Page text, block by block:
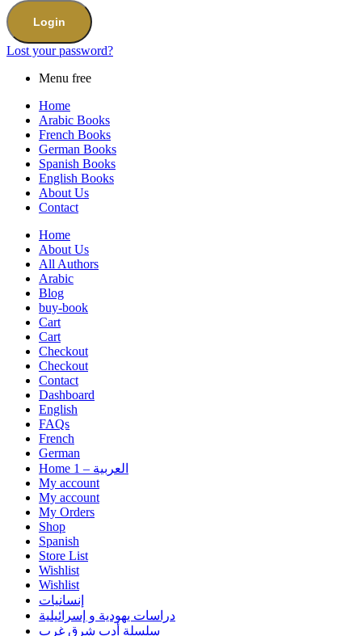
Login
Lost your password?
Menu free
Home
Arabic Books
French Books
German Books
Spanish Books
English Books
About Us
Contact
Home
About Us
All Authors
Arabic
Blog
buy-book
Cart
Cart
Checkout
Checkout
Contact
Dashboard
English
FAQs
French
German
Home 1 – العربية
My account
My account
My Orders
Shop
Spanish
Store List
Wishlist
Wishlist
إنسانيات
دراسات يهودية و إسرائيلية
سلسلة أدب شرق غرب